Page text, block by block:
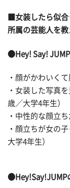
■女装したら似
所属の芸能人を教
●Hey! Say!
・顔がかわいく
・女装した写真
歳／大学4年生）
・中性的な顔立
・顔立ちが女の
大学4年生）
●Hey!Say!JUMP